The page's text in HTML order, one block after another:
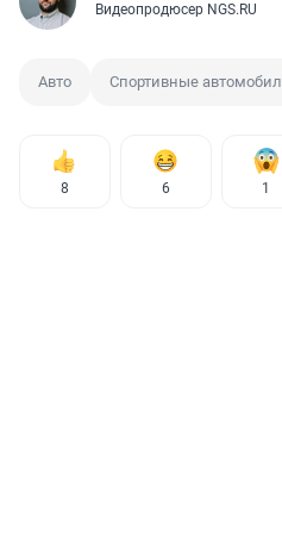
Видеопродюсер NGS.RU
Авто Спортивные
8 6 1